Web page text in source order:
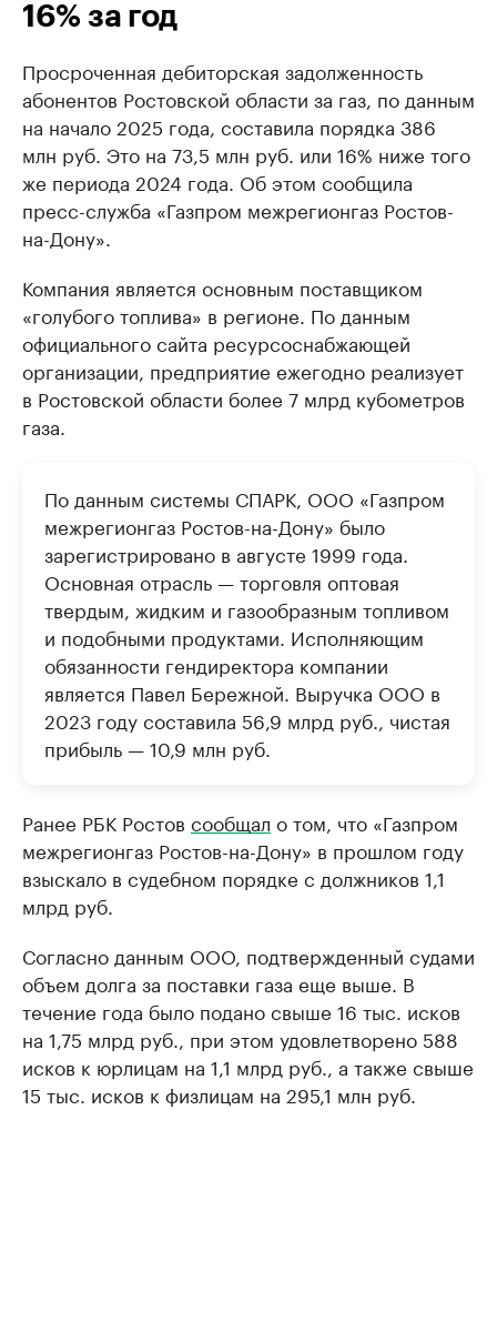
16% за год
Просроченная дебиторская задолженность
абонентов Ростовской области за газ, по данным
на начало 2025 года, составила порядка 386
млн руб. Это на 73,5 млн руб. или 16% ниже того
же периода 2024 года. Об этом сообщила
пресс-служба «Газпром межрегионгаз Ростов-
на-Дону».
Компания является основным поставщиком
«голубого топлива» в регионе. По данным
официального сайта ресурсоснабжающей
организации, предприятие ежегодно реализует
в Ростовской области более 7 млрд кубометров
газа.
По данным системы СПАРК, ООО «Газпром
межрегионгаз Ростов-на-Дону» было
зарегистрировано в августе 1999 года.
Основная отрасль — торговля оптовая
твердым, жидким и газообразным топливом
и подобными продуктами. Исполняющим
обязанности гендиректора компании
является Павел Бережной. Выручка ООО в
2023 году составила 56,9 млрд руб., чистая
прибыль — 10,9 млн руб.
Ранее РБК Ростов сообщал о том, что «Газпром
межрегионгаз Ростов-на-Дону» в прошлом году
взыскало в судебном порядке с должников 1,1
млрд руб.
Согласно данным ООО, подтвержденный судами
объем долга за поставки газа еще выше. В
течение года было подано свыше 16 тыс. исков
на 1,75 млрд руб., при этом удовлетворено 588
исков к юрлицам на 1,1 млрд руб., а также свыше
15 тыс. исков к физлицам на 295,1 млн руб.